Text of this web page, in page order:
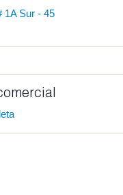
1A Sur - 45